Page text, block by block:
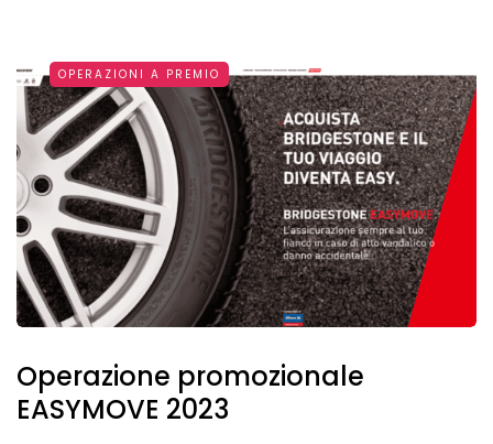
OPERAZIONI A PREMIO
Operazione promozionale
EASYMOVE 2023